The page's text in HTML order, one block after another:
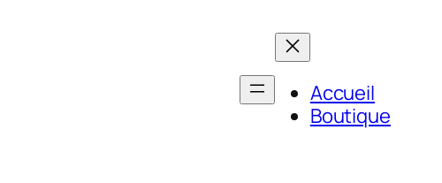
Accueil
Boutique